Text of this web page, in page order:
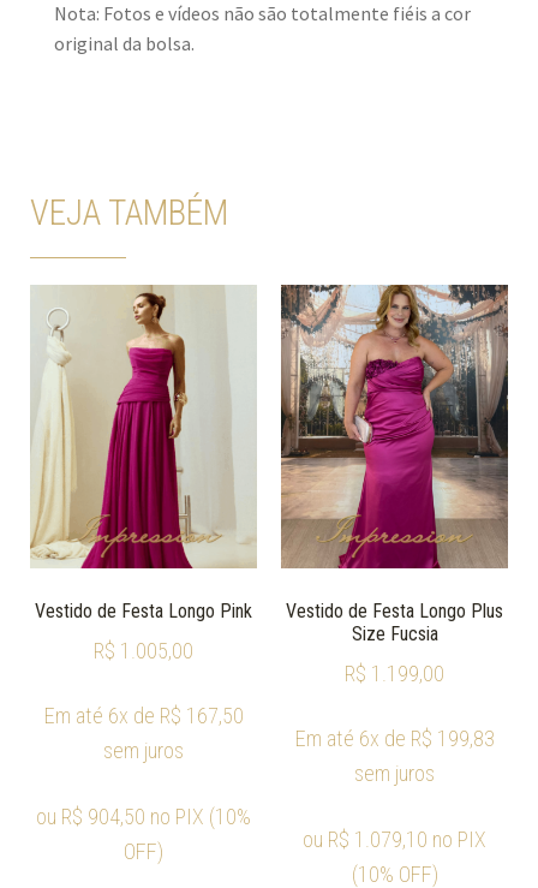
Nota: Fotos e vídeos não são totalmente fiéis a cor
original da bolsa.
VEJA TAMBÉM
Vestido de Festa Longo Pink
R$ 1.005,00
Em até 6x de R$ 167,50
sem juros
ou R$ 904,50 no PIX (10%
OFF)
Vestido de Festa Longo Plus
Size Fucsia
R$ 1.199,00
Em até 6x de R$ 199,83
sem juros
ou R$ 1.079,10 no PIX
(10% OFF)